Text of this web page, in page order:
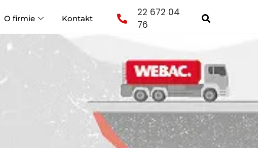
O firmie Kontakt
22 672 04
76